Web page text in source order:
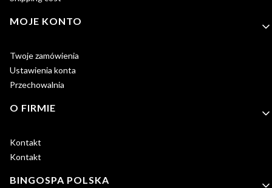
MOJE KONTO
Twoje zamówienia
Ustawienia konta
Przechowalnia
O FIRMIE
Kontakt
Kontakt
BINGOSPA POLSKA